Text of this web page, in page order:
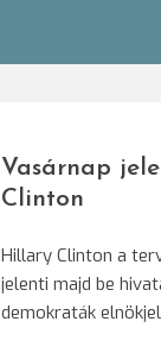
Vasárnap
Clinton
Hillary Clinton a
jelenti majd be
demokraták